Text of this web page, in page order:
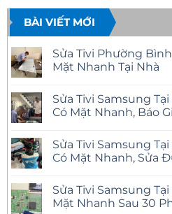
BÀI VIẾT MỚI
Sửa Tivi Phường
Mặt Nhanh Tại Nhà
bình
luận
ở
Phường
Bình
Trị
Tín
–
Có
Sửa Tivi Samsung
Có Mặt Nhanh, Báo
bình
luận
ở
Samsung
Tại
Nhà
Sửa Tivi Samsung Tại
Có Mặt Nhanh, Sửa
bình
luận
ở
Sửa Tivi Samsung
Mặt Nhanh Sau 30